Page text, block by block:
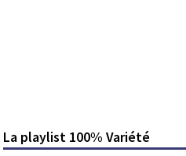
La playlist 100% Variété